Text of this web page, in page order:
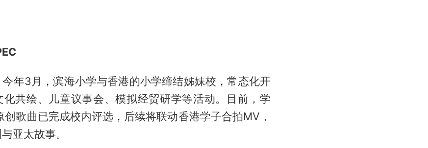
年3月，滨海小学与香港的小学缔结姊妹校，常态化开
化共绘、儿童议事会、模拟经贸研学等活动。目前，学
创歌曲已完成校内评选，后续将联动香港学子合拍MV，
亚太故事。